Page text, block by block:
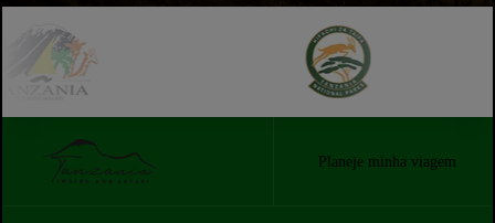
Planeje minha viagem